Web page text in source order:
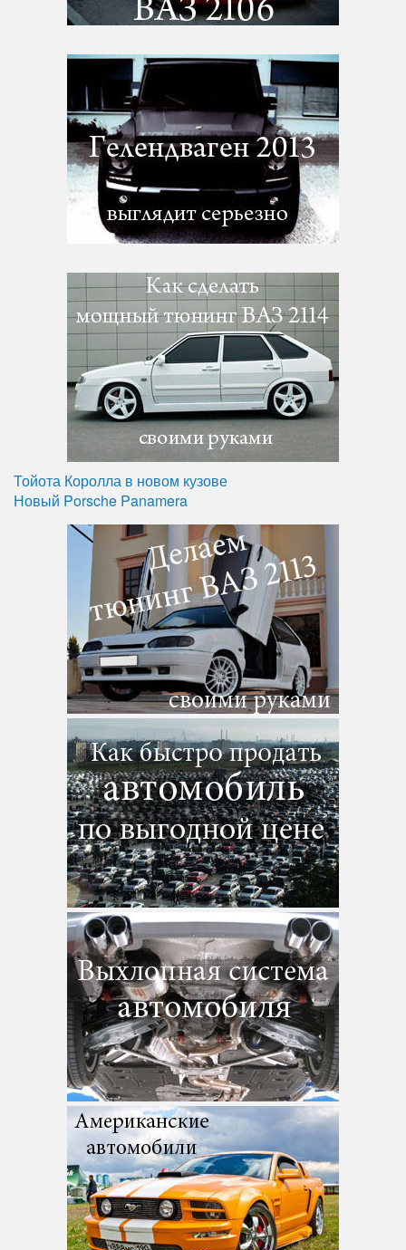
Тойота Королла в новом кузове
Новый Porsche Panamera